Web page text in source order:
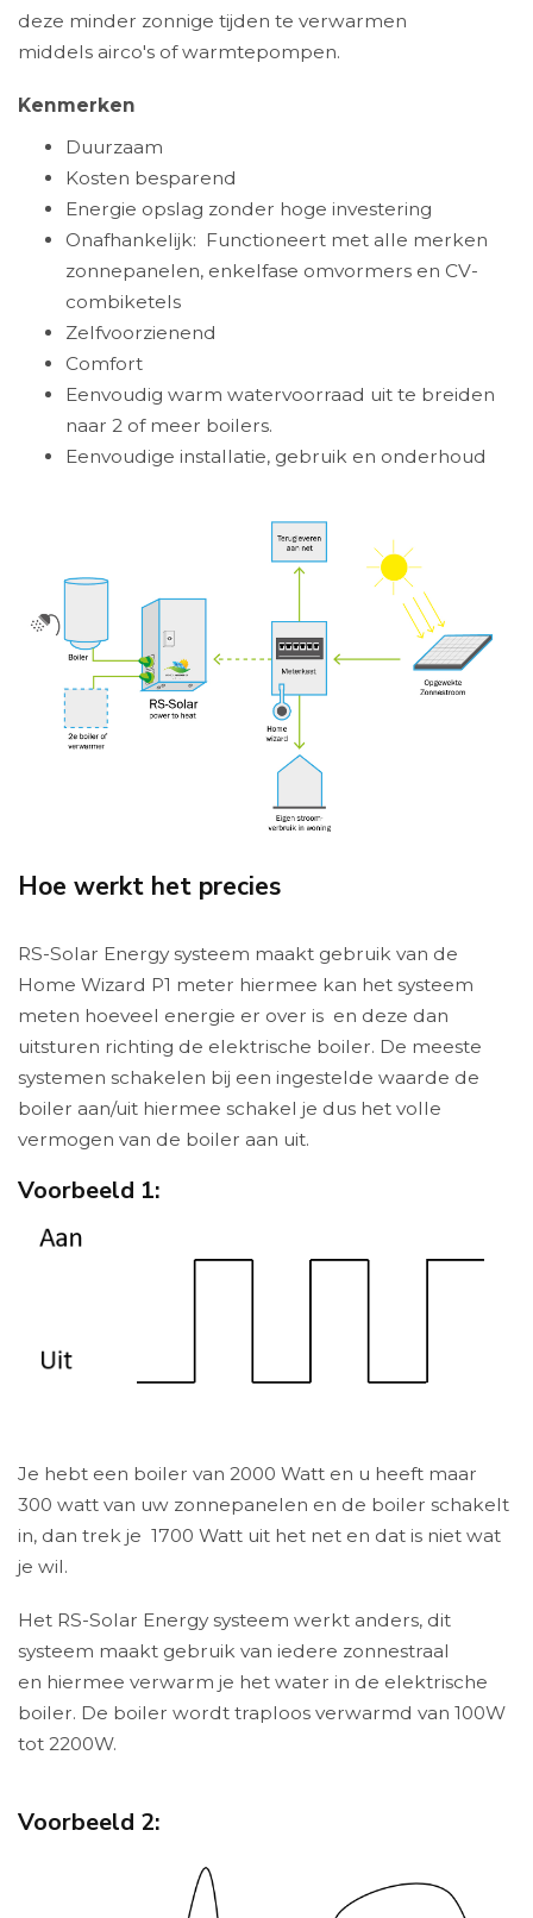
deze minder zonnige tijden te verwarmen
middels airco's of warmtepompen.
Kenmerken
Duurzaam
Kosten besparend
Energie opslag zonder hoge investering
Onafhankelijk: Functioneert met alle merken
zonnepanelen, enkelfase omvormers en CV-
combiketels
Zelfvoorzienend
Comfort
Eenvoudig warm watervoorraad uit te breiden
naar 2 of meer boilers.
Eenvoudige installatie, gebruik en onderhoud
Hoe werkt het precies
RS-Solar Energy systeem maakt gebruik van de
Home Wizard P1 meter hiermee kan het systeem
meten hoeveel energie er over is en deze dan
uitsturen richting de elektrische boiler. De meeste
systemen schakelen bij een ingestelde waarde de
boiler aan/uit hiermee schakel je dus het volle
vermogen van de boiler aan uit.
Voorbeeld 1:
Je hebt een boiler van 2000 Watt en u heeft maar
300 watt van uw zonnepanelen en de boiler schakelt
in, dan trek je 1700 Watt uit het net en dat is niet wat
je wil.
Het RS-Solar Energy systeem werkt anders, dit
systeem maakt gebruik van iedere zonnestraal
en hiermee verwarm je het water in de elektrische
boiler. De boiler wordt traploos verwarmd van 100W
tot 2200W.
Voorbeeld 2: